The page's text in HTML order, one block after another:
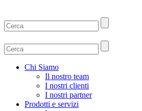
Chi Siamo
Il nostro team
I nostri clienti
I nostri partner
Prodotti e servizi